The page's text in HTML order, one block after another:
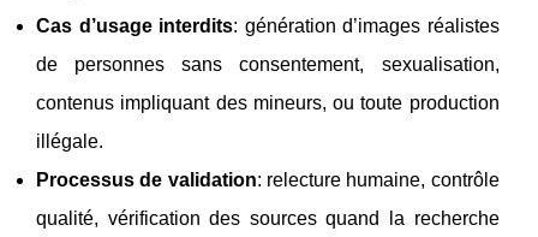
Cas d’usage interdits: génération d’images réalistes
de personnes sans consentement, sexualisation,
contenus impliquant des mineurs, ou toute production
illégale.
Processus de validation: relecture humaine, contrôle
qualité, vérification des sources quand la recherche